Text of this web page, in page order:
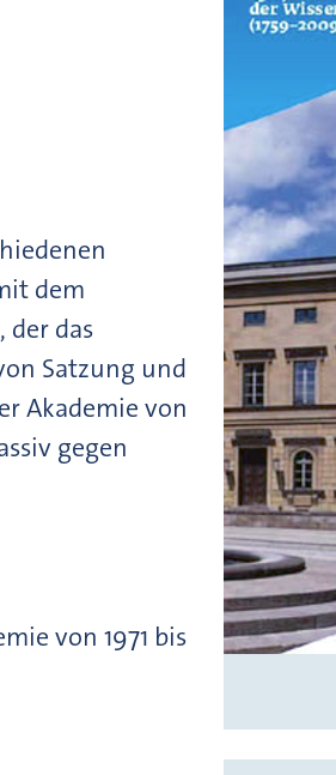
dem
der das
Satzung und
Akademie von
gegen
von 1971 bis